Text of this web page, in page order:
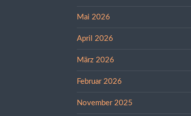
Mai 2026
April 2026
März 2026
Februar 2026
November 2025